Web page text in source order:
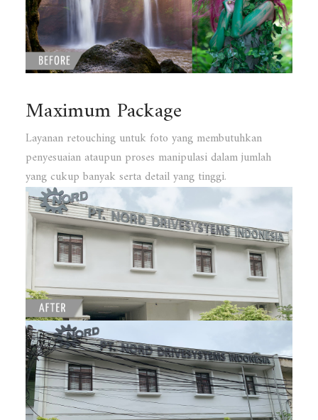
Maximum Package
Layanan retouching untuk foto yang membutuhkan
penyesuaian ataupun proses manipulasi dalam jumlah
yang cukup banyak serta detail yang tinggi.